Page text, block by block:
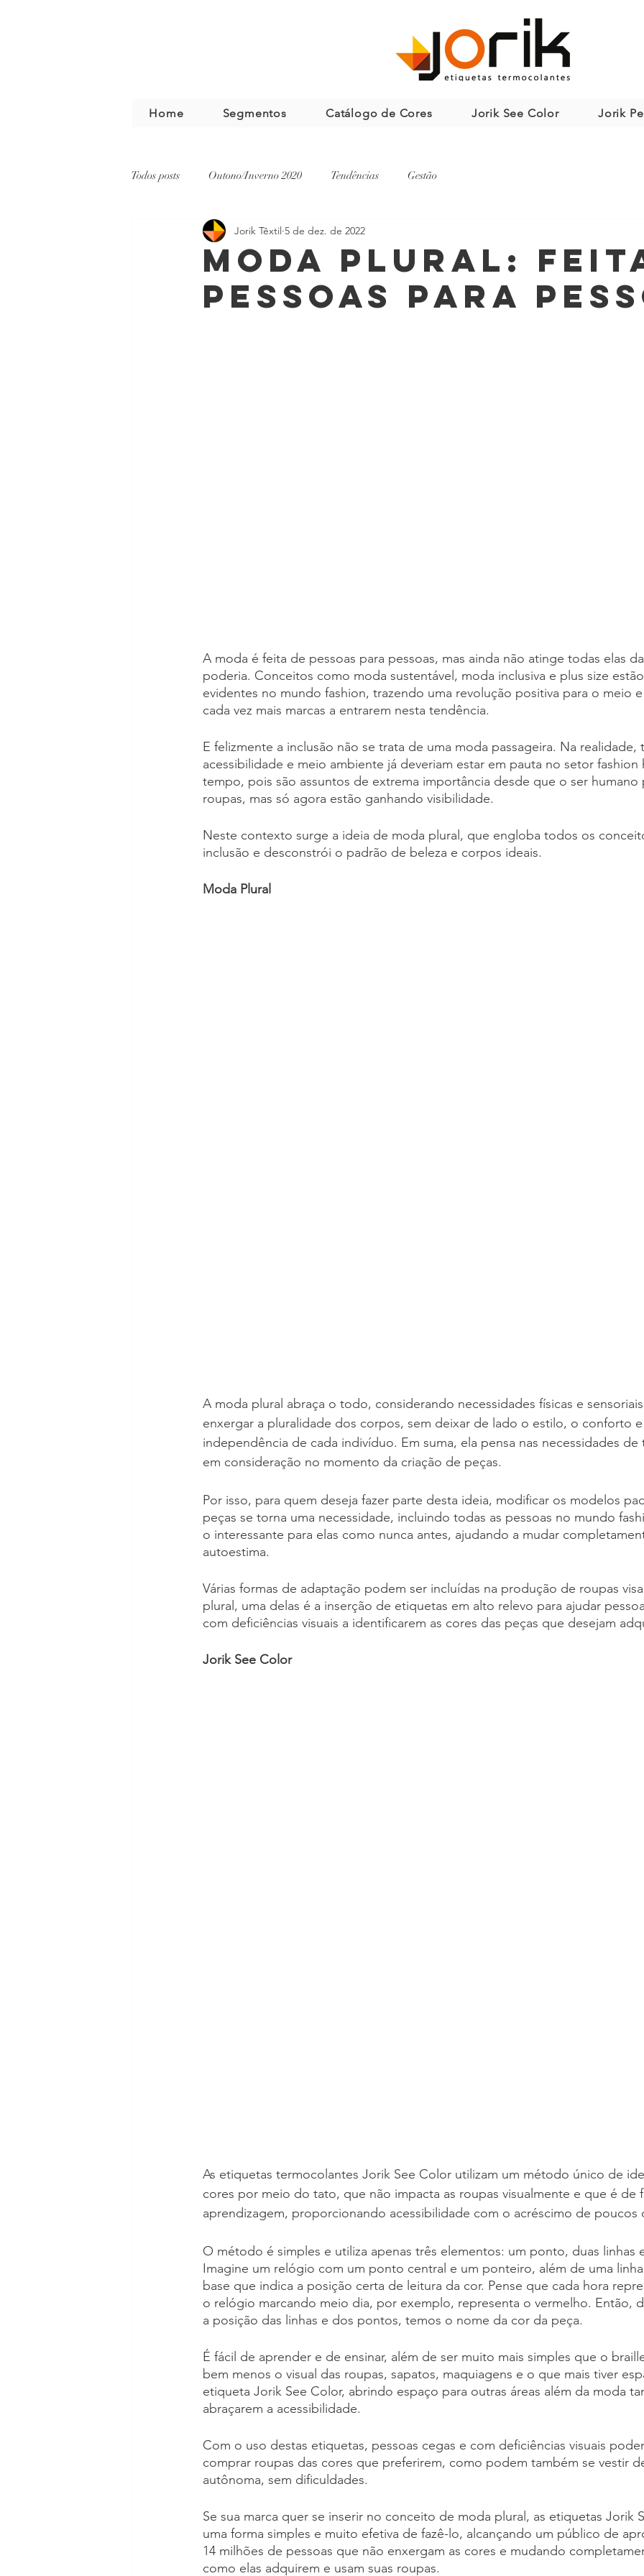
Home Segmentos Catálogo de Cores Jorik See Color Jorik
Todos posts Outono/Inverno 2020 Tendências Gestão
Moda plural:
pessoas para
Jorik Têxtil 5 de dez. de 2022
A moda é feita de pessoas para pessoas, mas ainda não atinge todas elas
poderia. Conceitos como moda sustentável, moda inclusiva e plus size
evidentes no mundo fashion, trazendo uma revolução positiva para o meio
cada vez mais marcas a entrarem nesta tendência.
E felizmente a inclusão não se trata de uma moda passageira. Na
acessibilidade e meio ambiente já deveriam estar em pauta no setor
tempo, pois são assuntos de extrema importância desde que o ser humano
roupas, mas só agora estão ganhando visibilidade.
Neste contexto surge a ideia de moda plural, que engloba todos os
inclusão e desconstrói o padrão de beleza e corpos ideais.
Moda Plural
A moda plural abraça o todo, considerando necessidades físicas e
enxergar a pluralidade dos corpos, sem deixar de lado o estilo, o conforto
independência de cada indivíduo. Em suma, ela pensa nas necessidades
em consideração no momento da criação de peças.
Por isso, para quem deseja fazer parte desta ideia, modificar os modelos
peças se torna uma necessidade, incluindo todas as pessoas no mundo
o interessante para elas como nunca antes, ajudando a mudar
autoestima.
Várias formas de adaptação podem ser incluídas na produção de roupas
plural, uma delas é a inserção de etiquetas em alto relevo para ajudar
com deficiências visuais a identificarem as cores das peças que desejam
Jorik See Color
As etiquetas termocolantes Jorik See Color utilizam um método único de
cores por meio do tato, que não impacta as roupas visualmente e que é de
aprendizagem, proporcionando acessibilidade com o acréscimo de poucos
O método é simples e utiliza apenas três elementos: um ponto, duas linhas
Imagine um relógio com um ponto central e um ponteiro, além de uma
base que indica a posição certa de leitura da cor. Pense que cada hora
o relógio marcando meio dia, por exemplo, representa o vermelho. Então,
a posição das linhas e dos pontos, temos o nome da cor da peça.
É fácil de aprender e de ensinar, além de ser muito mais simples que o
bem menos o visual das roupas, sapatos, maquiagens e o que mais tiver
etiqueta Jorik See Color, abrindo espaço para outras áreas além da moda
abraçarem a acessibilidade.
Com o uso destas etiquetas, pessoas cegas e com deficiências visuais
comprar roupas das cores que preferirem, como podem também se vestir
autônoma, sem dificuldades.
Se sua marca quer se inserir no conceito de moda plural, as etiquetas Jorik
uma forma simples e muito efetiva de fazê-lo, alcançando um público de
14 milhões de pessoas que não enxergam as cores e mudando
como elas adquirem e usam suas roupas.